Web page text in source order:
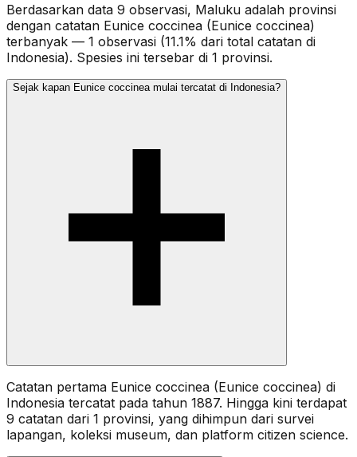
Berdasarkan data 9 observasi, Maluku adalah provinsi
dengan catatan Eunice coccinea (Eunice coccinea)
terbanyak — 1 observasi (11.1% dari total catatan di
Indonesia). Spesies ini tersebar di 1 provinsi.
Sejak kapan Eunice coccinea mulai tercatat di Indonesia?
Catatan pertama Eunice coccinea (Eunice coccinea) di
Indonesia tercatat pada tahun 1887. Hingga kini terdapat
9 catatan dari 1 provinsi, yang dihimpun dari survei
lapangan, koleksi museum, dan platform citizen science.